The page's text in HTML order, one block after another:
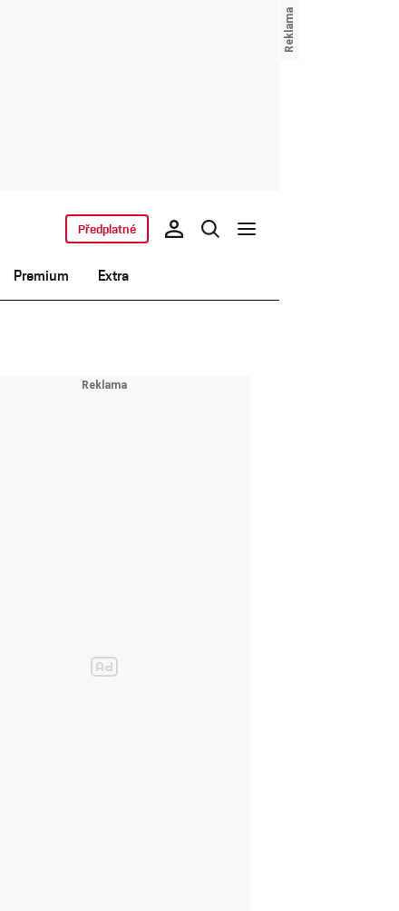
Premium Extra
Předplatné